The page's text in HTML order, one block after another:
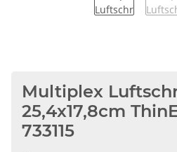
Multiplex
25,4x17,8cm
733115